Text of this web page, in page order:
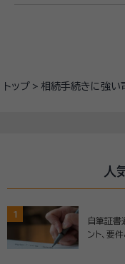
トップ 相続手続きに強
人
1
自筆証書
ント、要